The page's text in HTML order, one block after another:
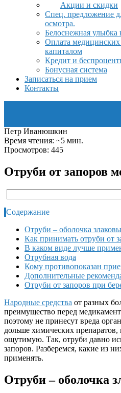
Акции и скидки
Спец. предложение
осмотра.
Белоснежная улыбка
Оплата
капиталом
Кредит и
Бонусная система
Записаться на прием
Контакты
Петр Иванюшкин
Время чтения: ~5 мин.
Просмотров: 445
Отруби от запоров
Содержание
Отруби – оболочка
Как принимать отруби от
В каком виде лучше
Отрубная вода
Кому противопоказан
Дополнительные
Отруби от запоров при
Народные средства от разных
преимущество перед
поэтому не принесут вреда
дольше химических препаратов,
ощутимую. Так, отруби давно
запоров. Разберемся, какие из
применять.
Отруби – оболочка